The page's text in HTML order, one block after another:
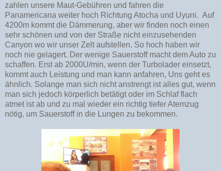
zahlen unsere Maut-Gebühren und fahren die
Panamericana weiter hoch Richtung Atocha und Uyuni. Auf
4200m kommt die Dämmerung, aber wir finden noch einen
sehr schönen und von der Straße nicht einzusehenden
Canyon wo wir unser Zelt aufstellen. So hoch haben wir
noch nie gelagert. Der wenige Sauerstoff macht dem Auto zu
schaffen. Erst ab 2000U/min, wenn der Turbolader einsetzt,
kommt auch Leistung und man kann anfahren, Uns geht es
ähnlich. Solange man sich nicht anstrengt ist alles gut, wenn
man sich jedoch körperlich betätigt oder im Schlaf flach
atmet ist ab und zu mal wieder ein richtig tiefer Atemzug
nötig, um Sauerstoff in die Lungen zu bekommen.